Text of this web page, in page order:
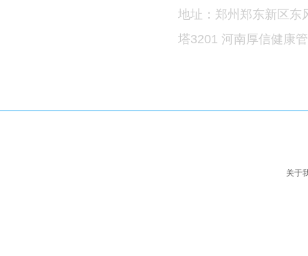
直营连锁
联系我们
地址：郑州郑东新区
塔3201 河南厚信健康
关于